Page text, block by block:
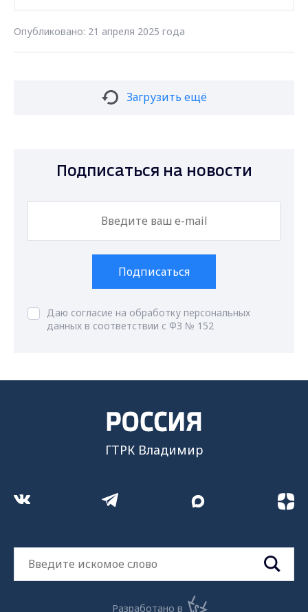
Опубликовано: 21 апреля 2025 года
Загрузить ещё
Подписаться на новости
Подписаться
Даю согласие на обработку персональных
данных в соответствии с ФЗ № 152
ГТРК Владимир
Разработано в